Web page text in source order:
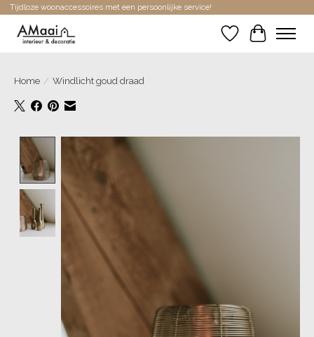
Tijdloze woonaccessoires met een persoonlijke service!
Verlanglijst
Home / Windlicht goud draad
Product image slideshow Items